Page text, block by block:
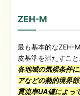
ZEH-M
最も基本的なZEH-
皮基準を満たすこと
各地域の気候条件
アなどの熱的境界
貫流率UA値によっ